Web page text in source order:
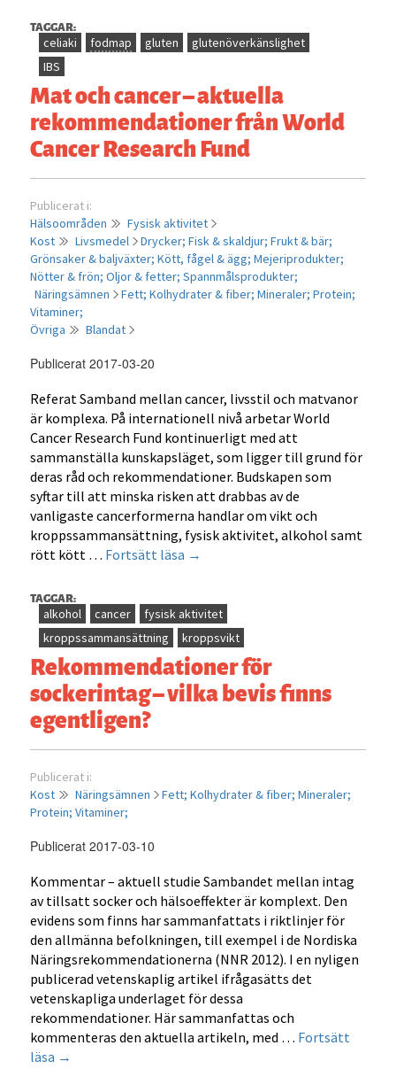
TAGGAR:
celiaki fodmap gluten
glutenöverkänslighet
IBS
Mat och cancer – aktuella
rekommendationer från World
Cancer Research Fund
Publicerat i:
Hälsoområden
Fysisk aktivitet
Kost
Livsmedel Drycker;Fisk & skaldjur;Frukt & bär;
Grönsaker & baljväxter;Kött, fågel & ägg;Mejeriprodukter;
Nötter & frön;Oljor & fetter;Spannmålsprodukter;
Näringsämnen
Fett;Kolhydrater & fiber;Mineraler;Protein;
Vitaminer;
Övriga
Blandat
Publicerat 2017-03-20
Referat Samband mellan cancer, livsstil och matvanor
är komplexa. På internationell nivå arbetar World
Cancer Research Fund kontinuerligt med att
sammanställa kunskapsläget, som ligger till grund för
deras råd och rekommendationer. Budskapen som
syftar till att minska risken att drabbas av de
vanligaste cancerformerna handlar om vikt och
kroppssammansättning, fysisk aktivitet, alkohol samt
rött kött … Fortsätt läsa Mat
–
aktuella
rekommendationer
från
World
Fund
→
TAGGAR:
alkohol cancer
fysisk aktivitet
kroppssammansättning
kroppsvikt
Rekommendationer för
sockerintag – vilka bevis finns
egentligen?
Publicerat i:
Kost
Näringsämnen Fett;Kolhydrater & fiber;Mineraler;
Protein;Vitaminer;
Publicerat 2017-03-10
Kommentar – aktuell studie Sambandet mellan intag
av tillsatt socker och hälsoeffekter är komplext. Den
evidens som finns har sammanfattats i riktlinjer för
den allmänna befolkningen, till exempel i de Nordiska
Näringsrekommendationerna (NNR 2012). I en nyligen
publicerad vetenskaplig artikel ifrågasätts det
vetenskapliga underlaget för dessa
rekommendationer. Här sammanfattas och
kommenteras den aktuella artikeln, med … Fortsätt
läsa Rekommendationer
→